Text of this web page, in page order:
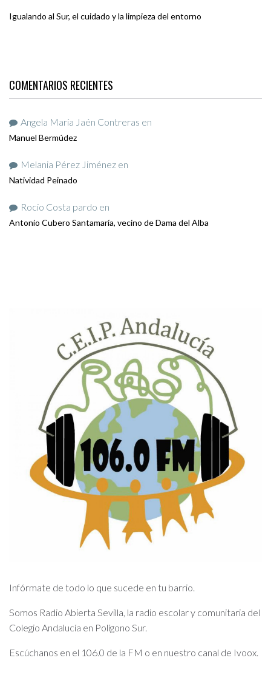
Igualando al Sur, el cuidado y la limpieza del entorno
COMENTARIOS RECIENTES
Angela María Jaén Contreras en
Manuel Bermúdez
Melania Pérez Jiménez en
Natividad Peinado
Rocio Costa pardo en
Antonio Cubero Santamaría, vecino de Dama del Alba
Infórmate de todo lo que sucede en tu barrio.
Somos Radio Abierta Sevilla, la radio escolar y comunitaria del
Colegio Andalucía en Polígono Sur.
Escúchanos en el 106.0 de la FM o en nuestro canal de Ivoox.